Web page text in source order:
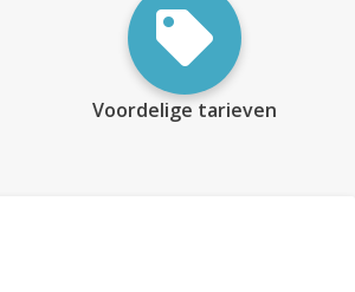
Voordelige tarieven